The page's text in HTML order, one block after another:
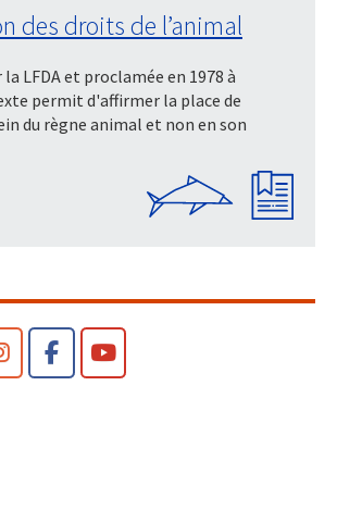
des droits de l’animal
LFDA et proclamée en 1978 à
permit d'affirmer la place de
du règne animal et non en son